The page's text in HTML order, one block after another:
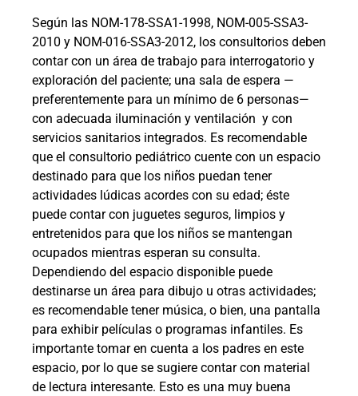
Según las NOM-178-SSA1-1998, NOM-005-SSA3-
2010 y NOM-016-SSA3-2012, los consultorios deben
contar con un área de trabajo para interrogatorio y
exploración del paciente; una sala de espera —
preferentemente para un mínimo de 6 personas—
con adecuada iluminación y ventilación y con
servicios sanitarios integrados. Es recomendable
que el consultorio pediátrico cuente con un espacio
destinado para que los niños puedan tener
actividades lúdicas acordes con su edad; éste
puede contar con juguetes seguros, limpios y
entretenidos para que los niños se mantengan
ocupados mientras esperan su consulta.
Dependiendo del espacio disponible puede
destinarse un área para dibujo u otras actividades;
es recomendable tener música, o bien, una pantalla
para exhibir películas o programas infantiles. Es
importante tomar en cuenta a los padres en este
espacio, por lo que se sugiere contar con material
de lectura interesante. Esto es una muy buena